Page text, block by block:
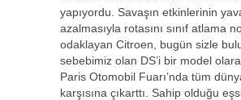
yapıyordu. Savaşın etkinlerinin
azalmasıyla rotasını sınıf atlama
odaklayan Citroen, bugün sizle
sebebimiz olan DS’i bir model
Paris Otomobil Fuarı’nda tüm
karşısına çıkarttı. Sahip olduğu